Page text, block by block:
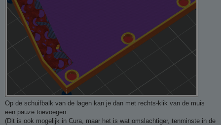
Op de schuifbalk van de lagen kan je dan met rechts-klik van de muis
een pauze toevoegen.
(Dit is ook mogelijk in Cura, maar het is wat omslachtiger, tenminste in de